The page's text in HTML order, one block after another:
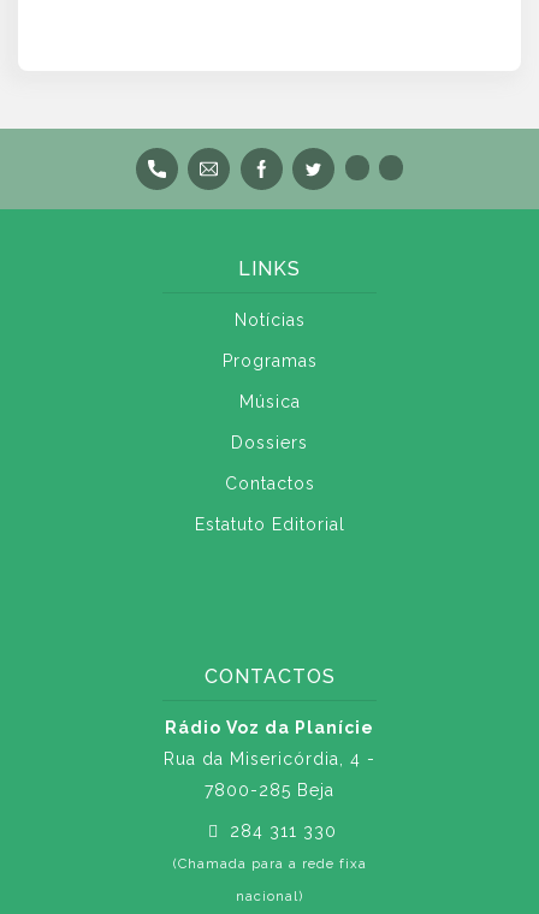
LINKS
Notícias
Programas
Música
Dossiers
Contactos
Estatuto Editorial
CONTACTOS
Rádio Voz da Planície
Rua da Misericórdia, 4 -
7800-285 Beja
284 311 330
(Chamada para a rede fixa
nacional)